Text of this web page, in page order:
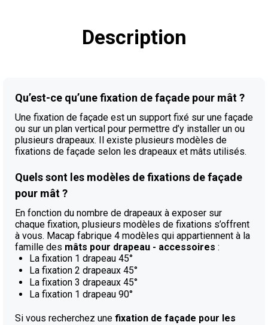
Description
Qu’est-ce qu’une fixation de façade pour mât ?
Une fixation de façade est un support fixé sur une façade
ou sur un plan vertical pour permettre d’y installer un ou
plusieurs drapeaux. Il existe plusieurs modèles de
fixations de façade selon les drapeaux et mâts utilisés.
Quels sont les modèles de fixations de façade
pour mât ?
En fonction du nombre de drapeaux à exposer sur
chaque fixation, plusieurs modèles de fixations s’offrent
à vous. Macap fabrique 4 modèles qui appartiennent à la
famille des mâts pour drapeau - accessoires :
La fixation 1 drapeau 45°
La fixation 2 drapeaux 45°
La fixation 3 drapeaux 45°
La fixation 1 drapeau 90°
Si vous recherchez une fixation de façade pour les